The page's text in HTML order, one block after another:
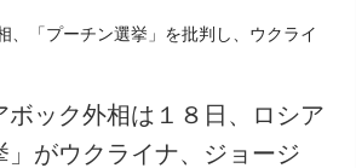
ボック外相は１８日、ロシア
」がウクライナ、ジョージ